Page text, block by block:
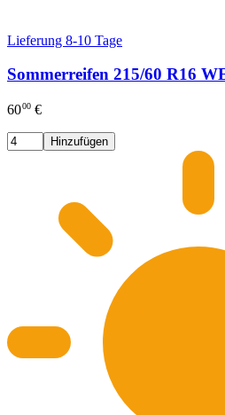
Lieferung 8-10 Tage
Sommerreifen 215/60 R16
6000 €
Hinzufügen